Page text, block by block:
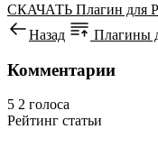
СКАЧАТЬ Плагин для
Назад
Плагины
Комментарии
5 2 голоса
Рейтинг статьи